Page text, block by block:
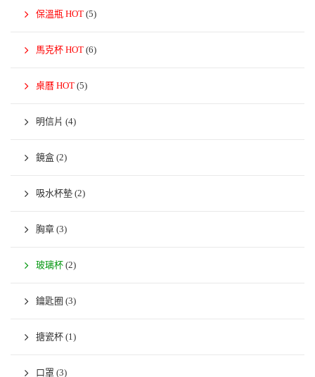
保溫瓶 HOT (5)
馬克杯 HOT (6)
桌曆 HOT (5)
明信片 (4)
鏡盒 (2)
吸水杯墊 (2)
胸章 (3)
玻璃杯 (2)
鑰匙圈 (3)
搪瓷杯 (1)
口罩 (3)